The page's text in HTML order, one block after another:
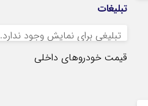
تبلیغات
تبلیغی برای نمایش وجود ندارد.
قیمت خودروهای داخلی